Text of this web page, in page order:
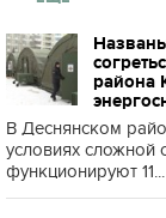
района
В Деснянском
условиях сложной
функционируют 11...